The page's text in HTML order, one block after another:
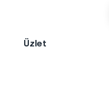
Üzlet